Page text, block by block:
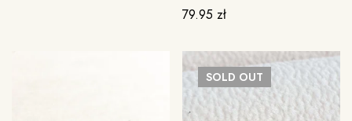
79.95 zł
SOLD OUT